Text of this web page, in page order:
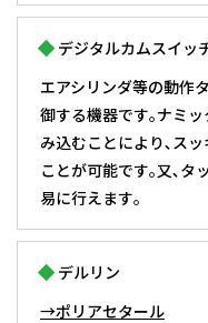
デジタルカムスイッ
エアシリンダ等の動作
御する機器です｡ナミ
み込むことにより､ス
ことが可能です｡又､タ
易に行えます｡
デルリン
→ポリアセタール